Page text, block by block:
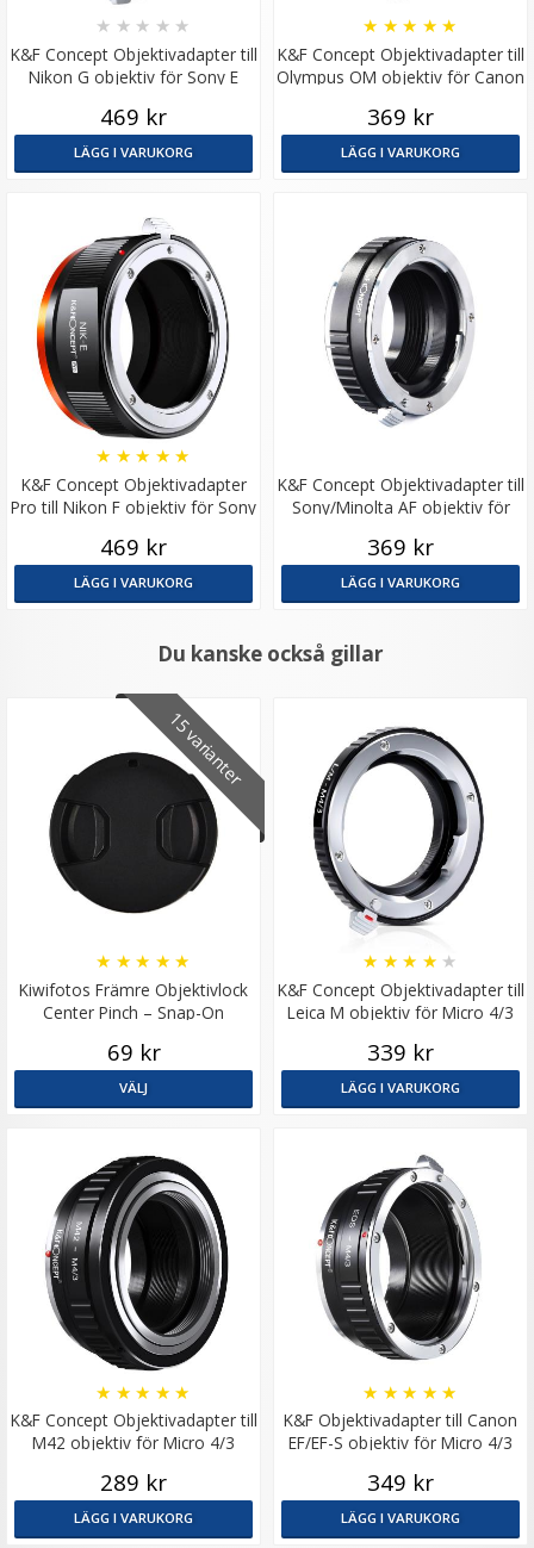
K&F Concept Objektivadapter till
Nikon G objektiv för Sony E
★ ★ ★ ★ ★
469 kr
LÄGG I VARUKORG
K&F Concept Objektivadapter till
Olympus OM objektiv för Canon
★ ★ ★ ★ ★
369 kr
LÄGG I VARUKORG
K&F Concept Objektivadapter
Pro till Nikon F objektiv för Sony
★ ★ ★ ★ ★
469 kr
LÄGG I VARUKORG
K&F Concept Objektivadapter till
Sony/Minolta AF objektiv för
369 kr
LÄGG I VARUKORG
Du kanske också gillar
15 varianter
Kiwifotos Främre Objektivlock
Center Pinch – Snap-On
★ ★ ★ ★ ★
69 kr
VÄLJ
K&F Concept Objektivadapter till
Leica M objektiv för Micro 4/3
★ ★ ★ ★ ★
339 kr
LÄGG I VARUKORG
K&F Concept Objektivadapter till
M42 objektiv för Micro 4/3
★ ★ ★ ★ ★
289 kr
LÄGG I VARUKORG
K&F Objektivadapter till Canon
EF/EF-S objektiv för Micro 4/3
★ ★ ★ ★ ★
349 kr
LÄGG I VARUKORG